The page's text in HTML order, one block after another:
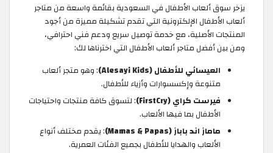
يزخر سوق ألعاب الأطفال في السعودية بقائمة واسعة من متاجر
ألعاب الأطفال الإلكترونية التي تقدم تشكيلة مميزة من أجود
المنتجات الأصلية، مع خدمة توصيل سريع ودعم فني احترافي،
ومن بين أفضل متاجر ألعاب الأطفال التي اخترناها لك:
العيسائي للأطفال (Alesayi Kids)
: وهو متجر ألعاب
متنوعة وإكسسوارات وأزياء للأطفال.
فيرست كراي (FirstCry)
: لتسوق كافة منتجات واحتياجات
الأطفال بما فيها الألعاب.
ماماز اند باباز (Mamas & Papas)
: يقدم مختلف أنواع
الألعاب والهدايا للأطفال بجميع الفئات العمرية.